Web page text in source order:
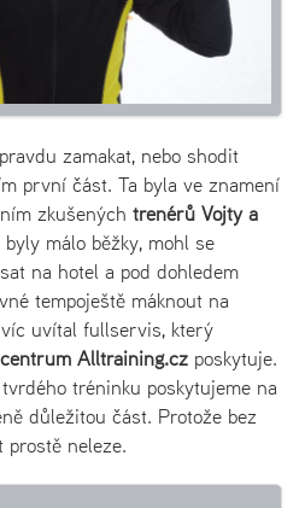
zamakat, nebo shodit
první část. Ta byla ve znamení
zkušených trenérů Vojty a
byly málo běžky, mohl se
na hotel a pod dohledem
tempoještě máknout na
uvítal fullservis, který
Alltraining.cz poskytuje.
tréninku poskytujeme na
důležitou část. Protože bez
prostě neleze.